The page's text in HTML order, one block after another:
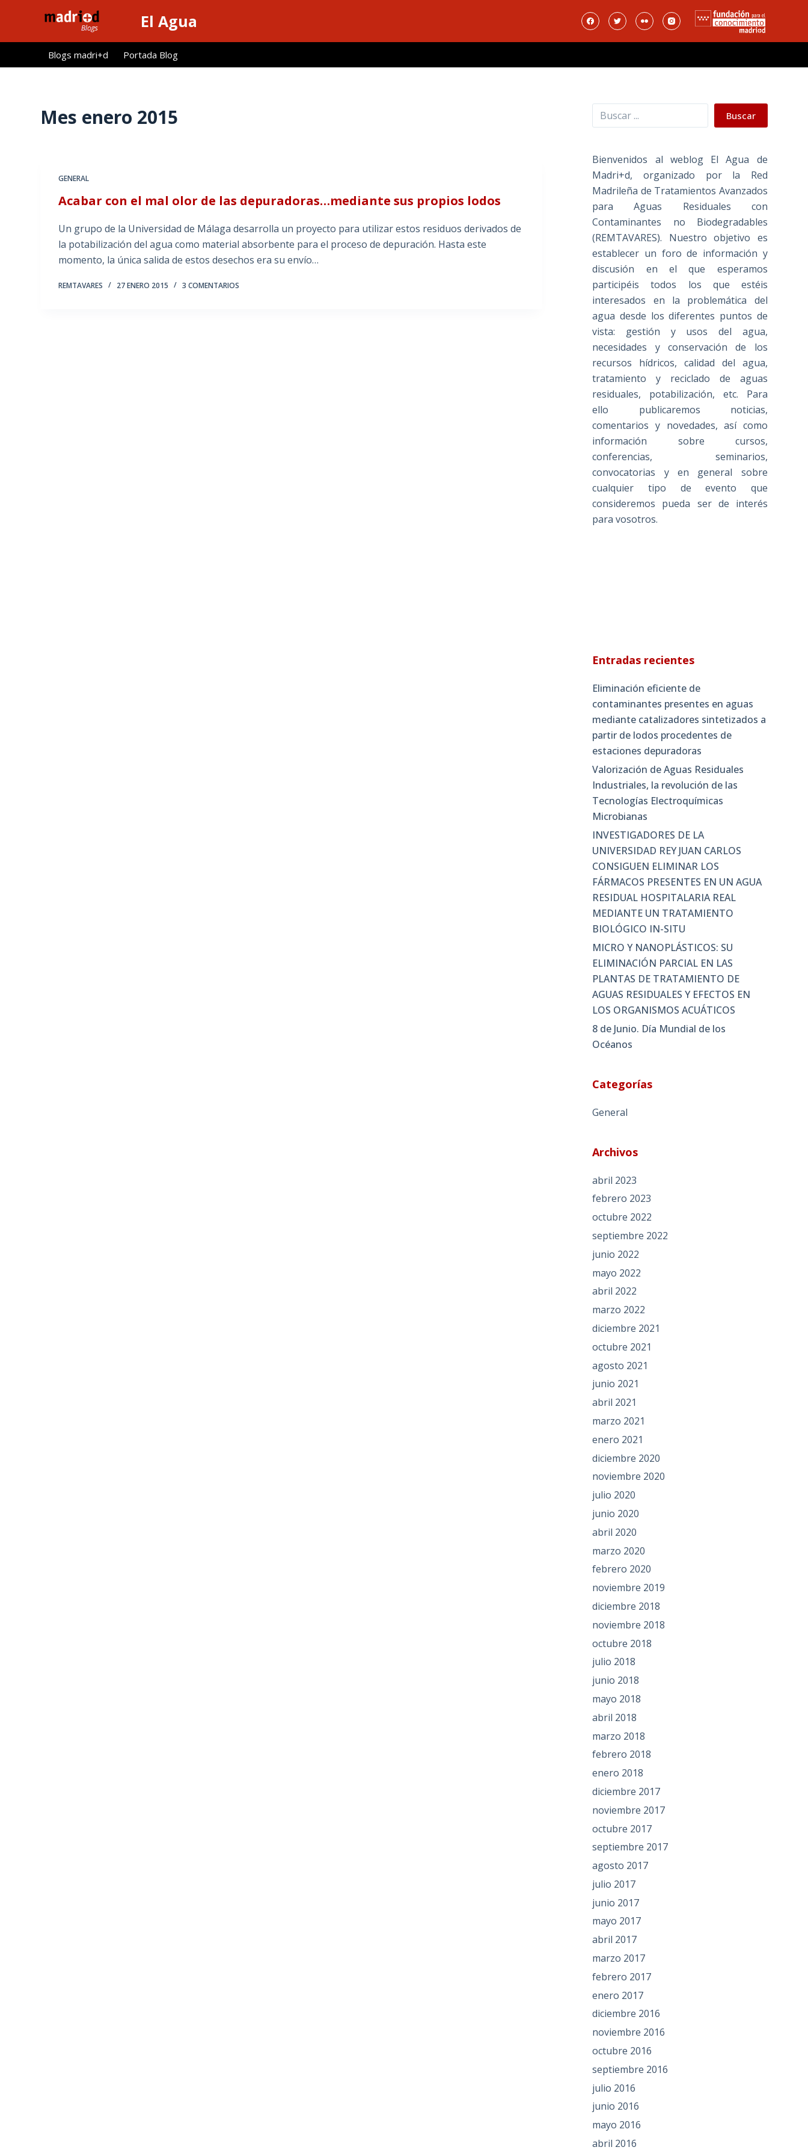
l
El Agua
Blogs madri+d Portada Blog
Mes enero 2015
GENERAL
Acabar con el mal olor de las depuradoras…mediante sus propios lodos
Un grupo de la Universidad de Málaga desarrolla un proyecto para utilizar estos residuos derivados de
la potabilización del agua como material absorbente para el proceso de depuración. Hasta este
momento, la única salida de estos desechos era su envío…
REMTAVARES 27 ENERO 2015 3 COMENTARIOS
Buscar Buscar
Bienvenidos al weblog El Agua de
Madri+d, organizado por la Red
Madrileña de Tratamientos Avanzados
para Aguas Residuales con
Contaminantes no Biodegradables
(REMTAVARES). Nuestro objetivo es
establecer un foro de información y
discusión en el que esperamos
participéis todos los que estéis
interesados en la problemática del
agua desde los diferentes puntos de
vista: gestión y usos del agua,
necesidades y conservación de los
recursos hídricos, calidad del agua,
tratamiento y reciclado de aguas
residuales, potabilización, etc. Para
ello publicaremos noticias,
comentarios y novedades, así como
información sobre cursos,
conferencias, seminarios,
convocatorias y en general sobre
cualquier tipo de evento que
consideremos pueda ser de interés
para vosotros.
Entradas recientes
Eliminación eficiente de
contaminantes presentes en aguas
mediante catalizadores sintetizados a
partir de lodos procedentes de
estaciones depuradoras
Valorización de Aguas Residuales
Industriales, la revolución de las
Tecnologías Electroquímicas
Microbianas
INVESTIGADORES DE LA
UNIVERSIDAD REY JUAN CARLOS
CONSIGUEN ELIMINAR LOS
FÁRMACOS PRESENTES EN UN AGUA
RESIDUAL HOSPITALARIA REAL
MEDIANTE UN TRATAMIENTO
BIOLÓGICO IN-SITU
MICRO Y NANOPLÁSTICOS: SU
ELIMINACIÓN PARCIAL EN LAS
PLANTAS DE TRATAMIENTO DE
AGUAS RESIDUALES Y EFECTOS EN
LOS ORGANISMOS ACUÁTICOS
8 de Junio. Día Mundial de los
Océanos
Categorías
General
Archivos
abril 2023
febrero 2023
octubre 2022
septiembre 2022
junio 2022
mayo 2022
abril 2022
marzo 2022
diciembre 2021
octubre 2021
agosto 2021
junio 2021
abril 2021
marzo 2021
enero 2021
diciembre 2020
noviembre 2020
julio 2020
junio 2020
abril 2020
marzo 2020
febrero 2020
noviembre 2019
diciembre 2018
noviembre 2018
octubre 2018
julio 2018
junio 2018
mayo 2018
abril 2018
marzo 2018
febrero 2018
enero 2018
diciembre 2017
noviembre 2017
octubre 2017
septiembre 2017
agosto 2017
julio 2017
junio 2017
mayo 2017
abril 2017
marzo 2017
febrero 2017
enero 2017
diciembre 2016
noviembre 2016
octubre 2016
septiembre 2016
julio 2016
junio 2016
mayo 2016
abril 2016